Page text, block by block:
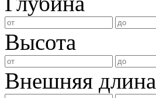
Высота
Внешняя длина